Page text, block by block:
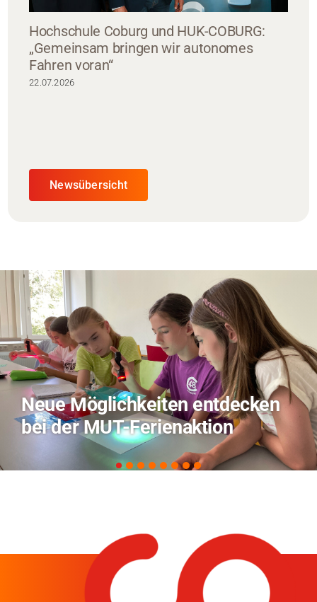
Hochschule Coburg und HUK-COBURG:
„Gemeinsam bringen wir autonomes
Fahren voran“
22.07.2026
Newsübersicht
TVO berichtet über Forschung
zu KI in der Landwirtschaft